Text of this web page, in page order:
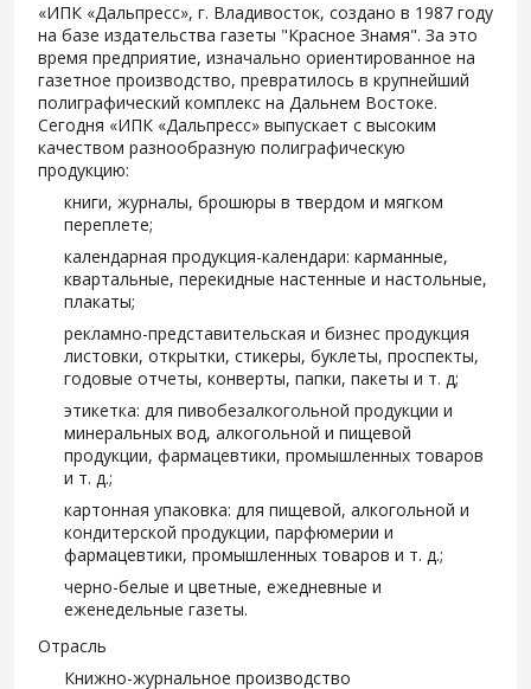
«ИПК «Дальпресс», г. Владивосток, создано в 1987 году
на базе издательства газеты "Красное Знамя". За это
время предприятие, изначально ориентированное на
газетное производство, превратилось в крупнейший
полиграфический комплекс на Дальнем Востоке.
Сегодня «ИПК «Дальпресс» выпускает с высоким
качеством разнообразную полиграфическую
продукцию:
книги, журналы, брошюры в твердом и мягком
переплете;
календарная продукция-календари: карманные,
квартальные, перекидные настенные и настольные,
плакаты;
рекламно-представительская и бизнес продукция
листовки, открытки, стикеры, буклеты, проспекты,
годовые отчеты, конверты, папки, пакеты и т. д;
этикетка: для пивобезалкогольной продукции и
минеральных вод, алкогольной и пищевой
продукции, фармацевтики, промышленных товаров
и т. д.;
картонная упаковка: для пищевой, алкогольной и
кондитерской продукции, парфюмерии и
фармацевтики, промышленных товаров и т. д.;
черно-белые и цветные, ежедневные и
еженедельные газеты.
Отрасль
Книжно-журнальное производство